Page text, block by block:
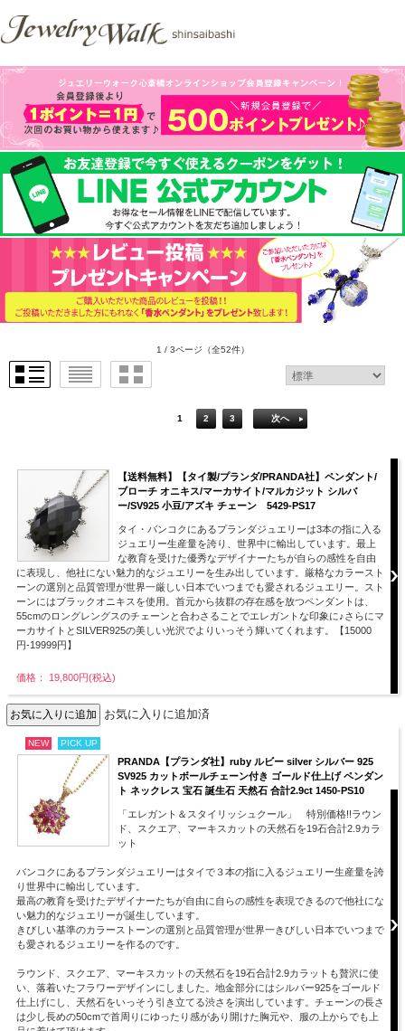
1 / 3ページ （全52件）
1 2 3 次へ
【送料無料】【タイ製/プランダ/PRANDA社】ペンダント/
ブローチ オニキス/マーカサイト/マルカジット シルバ
ー/SV925 小豆/アズキ チェーン 5429-PS17
タイ・バンコクにあるプランダジュエリーは3本の指に入る
ジュエリー生産量を誇り、世界中に輸出しています。最上
な教育を受けた優秀なデザイナーたちが自らの感性を自由
に表現し、他社にない魅力的なジュエリーを生み出しています。厳格なカラースト
ーンの選別と品質管理が世界一厳しい日本でいつまでも愛されるジュエリー。スト
ーンにはブラックオニキスを使用。首元から抜群の存在感を放つペンダントは、
55cmのロングレングスのチェーンと合わさることでエレガントな印象に♪さらにマ
ーカサイトとSILVER925の美しい光沢でよりいっそう輝いてくれます。【15000
円-19999円】
価格： 19,800円(税込)
お気に入りに追加済
NEW PICK UP
PRANDA【プランダ社】ruby ルビー silver シルバー 925
SV925 カットボールチェーン付き ゴールド仕上げ ペンダン
ト ネックレス 宝石 誕生石 天然石 合計2.9ct 1450-PS10
「エレガント＆スタイリッシュクール」 特別価格!!ラウン
ド、スクエア、マーキスカットの天然石を19石合計2.9カラ
ット
バンコクにあるプランダジュエリーはタイで３本の指に入るジュエリー生産量を誇
り世界中に輸出しています。
最高の教育を受けたデザイナーたちが自由に自らの感性を表現できるので他社にな
い魅力的なジュエリーが誕生しています。
きびしい基準のカラーストーンの選別と品質管理が世界一きびしい日本でいつまで
も愛されるジュエリーを作るのです。
ラウンド、スクエア、マーキスカットの天然石を19石合計2.9カラットも贅沢に使
い、落着いたフラワーデザインにしました。地金部分にはシルバー925をゴールド
仕上げにし、天然石をいっそう引き立てる渋さを演出しています。チェーンの長さ
は少し長めの50cmで首周りにゆったり感があり開けた胸元や、服の上からでも上